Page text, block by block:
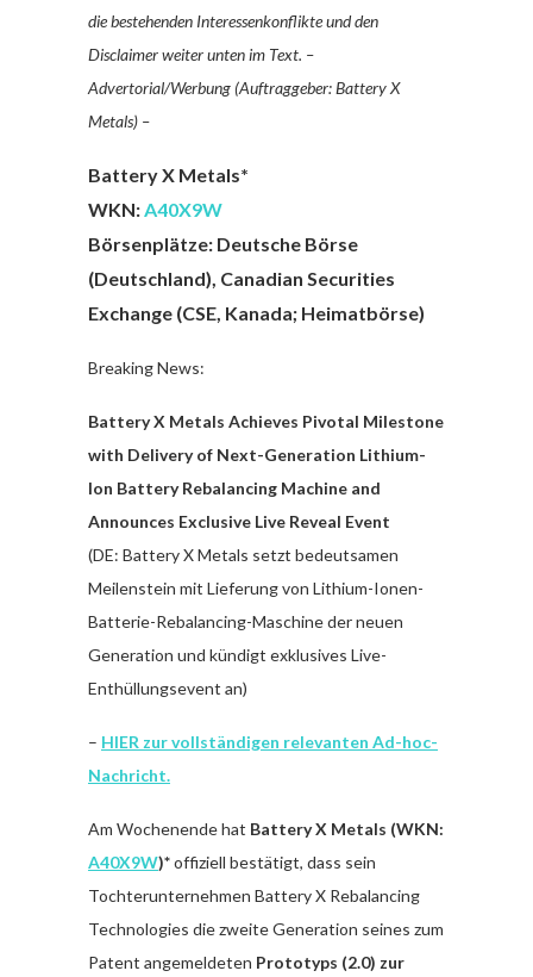
die bestehenden Interessenkonflikte und den
Disclaimer weiter unten im Text. –
Advertorial/Werbung (Auftraggeber: Battery X
Metals) –
Battery X Metals*
WKN:A40X9W
Börsenplätze: Deutsche Börse
(Deutschland), Canadian Securities
Exchange (CSE, Kanada; Heimatbörse)
Breaking News:
Battery X Metals Achieves Pivotal Milestone
with Delivery of Next-Generation Lithium-
Ion Battery Rebalancing Machine and
Announces Exclusive Live Reveal Event
(DE: Battery X Metals setzt bedeutsamen
Meilenstein mit Lieferung von Lithium-Ionen-
Batterie-Rebalancing-Maschine der neuen
Generation und kündigt exklusives Live-
Enthüllungsevent an)
– HIER zur vollständigen relevanten Ad-hoc-
Nachricht.
Am Wochenende hat Battery X Metals (WKN:
A40X9W)*offiziell bestätigt, dass sein
Tochterunternehmen Battery X Rebalancing
Technologies die zweite Generation seines zum
Patent angemeldeten Prototyps (2.0) zur